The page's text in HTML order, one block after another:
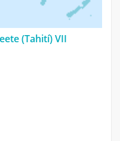
(Tahití) VII